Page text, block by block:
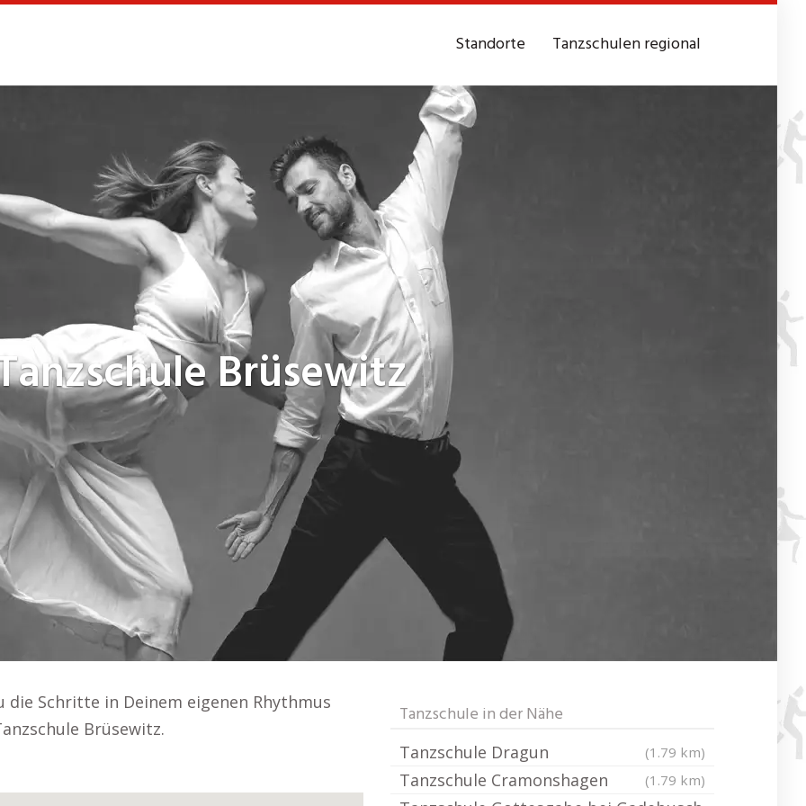
Standorte Tanzschulen regional
Brüsewitz
die Schritte in Deinem eigenen Rhythmus
Brüsewitz.
Tanzschule in der Nähe
Tanzschule Dragun (1.79 km)
Tanzschule Cramonshagen (1.79 km)